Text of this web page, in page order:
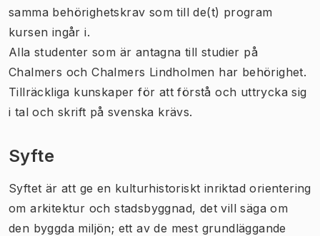
samma behörighetskrav som till de(t) program
kursen ingår i.
Alla studenter som är antagna till studier på
Chalmers och Chalmers Lindholmen har behörighet.
Tillräckliga kunskaper för att förstå och uttrycka sig
i tal och skrift på svenska krävs.
Syfte
Syftet är att ge en kulturhistoriskt inriktad orientering
om arkitektur och stadsbyggnad, det vill säga om
den byggda miljön; ett av de mest grundläggande